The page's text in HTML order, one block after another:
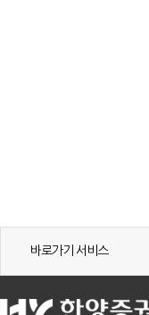
바로가기 서비스